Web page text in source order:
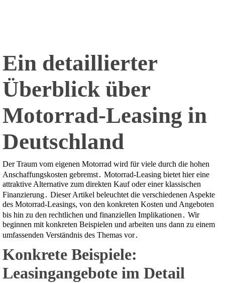
Ein detaillierter
Überblick über
Motorrad-Leasing in
Deutschland
Der Traum vom eigenen Motorrad wird für viele durch die hohen
Anschaffungskosten gebremst․ Motorrad-Leasing bietet hier eine
attraktive Alternative zum direkten Kauf oder einer klassischen
Finanzierung․ Dieser Artikel beleuchtet die verschiedenen Aspekte
des Motorrad-Leasings, von den konkreten Kosten und Angeboten
bis hin zu den rechtlichen und finanziellen Implikationen․ Wir
beginnen mit konkreten Beispielen und arbeiten uns dann zu einem
umfassenden Verständnis des Themas vor․
Konkrete Beispiele:
Leasingangebote im Detail